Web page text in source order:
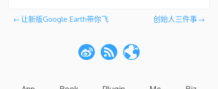
文让新版Google Earth带你飞 创始人三件事